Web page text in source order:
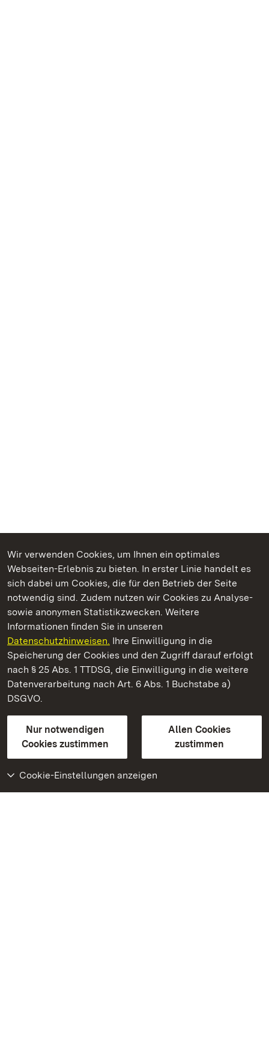
Wir verwenden Cookies, um Ihnen ein optimales
Webseiten-Erlebnis zu bieten. In erster Linie handelt es
sich dabei um Cookies, die für den Betrieb der Seite
notwendig sind. Zudem nutzen wir Cookies zu Analyse-
sowie anonymen Statistikzwecken. Weitere
Informationen finden Sie in unseren
Datenschutzhinweisen. Ihre Einwilligung in die
Speicherung der Cookies und den Zugriff darauf erfolgt
nach § 25 Abs. 1 TTDSG, die Einwilligung in die weitere
Datenverarbeitung nach Art. 6 Abs. 1 Buchstabe a)
DSGVO.
Nur notwendigen
Cookies zustimmen
Allen Cookies
zustimmen
Cookie-Einstellungen anzeigen
Kommen. Staunen. Genießen.
Kloster und Schloss Salem
Staatliche Schlösser und Gärten Baden-Württemberg
Kontakt
GebärdenspracheLeichte Sprache
Erklärung zur Barrierefreiheit
BITV-konform (geprüfte Seiten)
Weiteres